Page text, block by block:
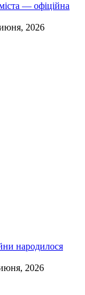
— офіційна
2026
народилося
2026